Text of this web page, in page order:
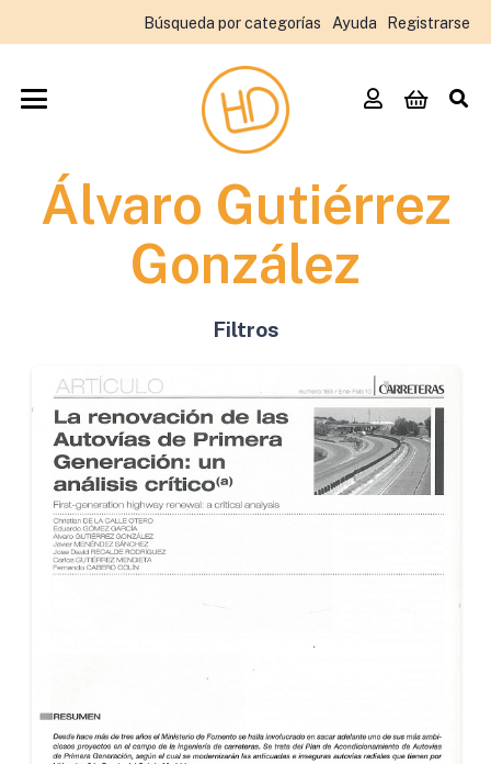
Búsqueda por categorías Ayuda Registrarse
Álvaro Gutiérrez
González
Filtros